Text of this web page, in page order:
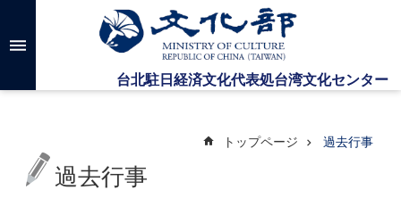
メインのコンテンツブロックにジャンプします
高
検
台
トップページ 過去行事
過去行事